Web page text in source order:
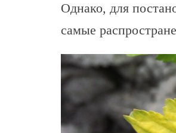
Однако, для
самые